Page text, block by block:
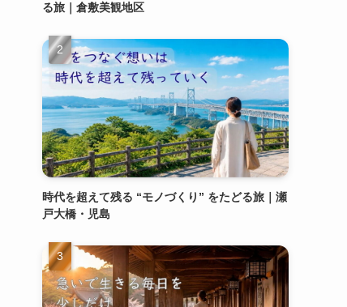
る旅｜倉敷美観地区
時代を超えて残る “モノづくり” をたどる旅｜瀬
戸大橋・児島